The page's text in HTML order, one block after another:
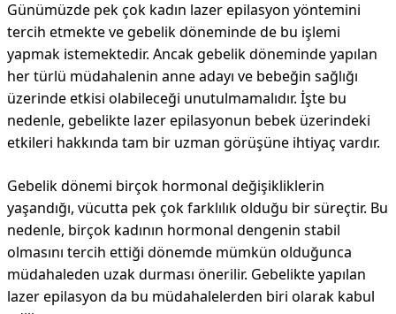
Günümüzde pek çok kadın lazer epilasyon yöntemini
tercih etmekte ve gebelik döneminde de bu işlemi
yapmak istemektedir. Ancak gebelik döneminde yapılan
her türlü müdahalenin anne adayı ve bebeğin sağlığı
üzerinde etkisi olabileceği unutulmamalıdır. İşte bu
nedenle, gebelikte lazer epilasyonun bebek üzerindeki
etkileri hakkında tam bir uzman görüşüne ihtiyaç vardır.
Gebelik dönemi birçok hormonal değişikliklerin
yaşandığı, vücutta pek çok farklılık olduğu bir süreçtir. Bu
nedenle, birçok kadının hormonal dengenin stabil
olmasını tercih ettiği dönemde mümkün olduğunca
müdahaleden uzak durması önerilir. Gebelikte yapılan
lazer epilasyon da bu müdahalelerden biri olarak kabul